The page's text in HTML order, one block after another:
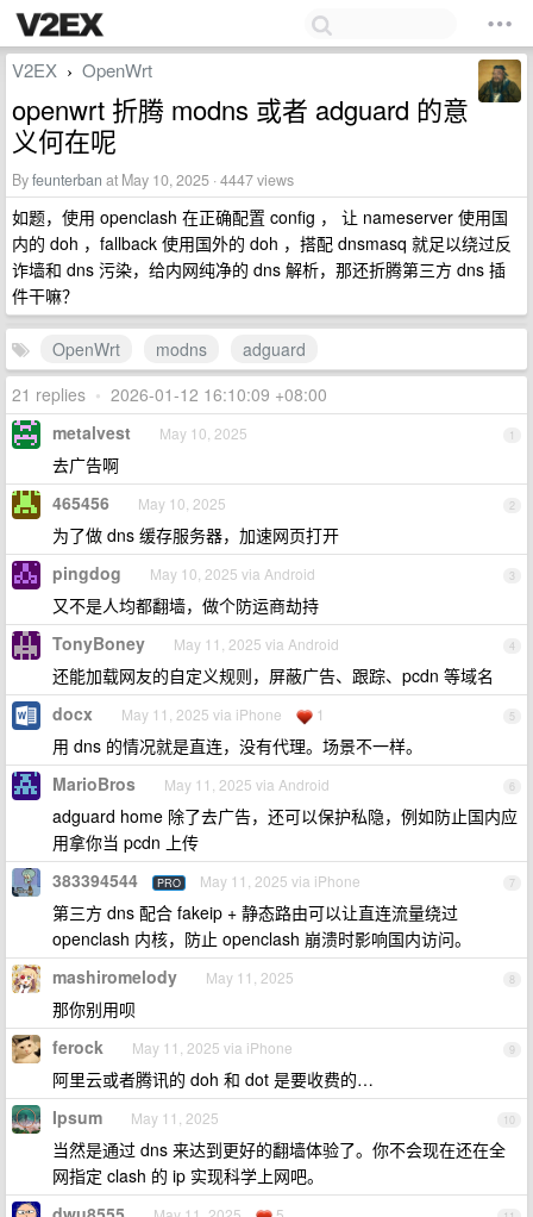
V2EX › OpenWrt
openwrt 折腾 modns 或者 adguard 的意
义何在呢
Byfeunterban at May 10, 2025 · 4447 views
如题，使用 openclash 在正确配置 config ， 让 nameserver 使用国
内的 doh ，fallback 使用国外的 doh ，搭配 dnsmasq 就足以绕过反
诈墙和 dns 污染，给内网纯净的 dns 解析，那还折腾第三方 dns 插
件干嘛？
OpenWrt modns
adguard
21 replies • 2026-01-12 16:10:09 +08:00
1
metalvest May 10, 2025
去广告啊
2
465456 May 10, 2025
为了做 dns 缓存服务器，加速网页打开
3
pingdog May 10, 2025 via Android
又不是人均都翻墙，做个防运商劫持
4
TonyBoney May 11, 2025 via Android
还能加载网友的自定义规则，屏蔽广告、跟踪、pcdn 等域名
5
docx May 11, 2025 via iPhone 1
用 dns 的情况就是直连，没有代理。场景不一样。
6
MarioBros May 11, 2025 via Android
adguard home 除了去广告，还可以保护私隐，例如防止国内应
用拿你当 pcdn 上传
7
383394544 PRO May 11, 2025 via iPhone
第三方 dns 配合 fakeip + 静态路由可以让直连流量绕过
openclash 内核，防止 openclash 崩溃时影响国内访问。
8
mashiromelody May 11, 2025
那你别用呗
9
ferock May 11, 2025 via iPhone
阿里云或者腾讯的 doh 和 dot 是要收费的…
10
Ipsum May 11, 2025
当然是通过 dns 来达到更好的翻墙体验了。你不会现在还在全
网指定 clash 的 ip 实现科学上网吧。